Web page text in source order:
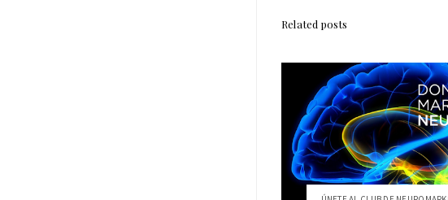
Related posts